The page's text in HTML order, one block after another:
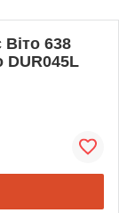
638
DUR045L